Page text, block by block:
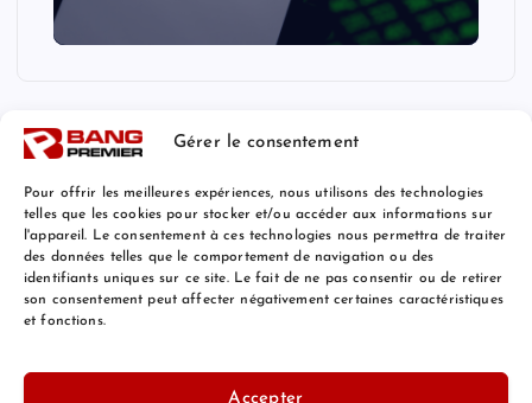
Gérer le consentement
Pour offrir les meilleures expériences, nous utilisons des technologies
telles que les cookies pour stocker et/ou accéder aux informations sur
l'appareil. Le consentement à ces technologies nous permettra de traiter
des données telles que le comportement de navigation ou des
identifiants uniques sur ce site. Le fait de ne pas consentir ou de retirer
son consentement peut affecter négativement certaines caractéristiques
et fonctions.
Accepter
Mentions Légales